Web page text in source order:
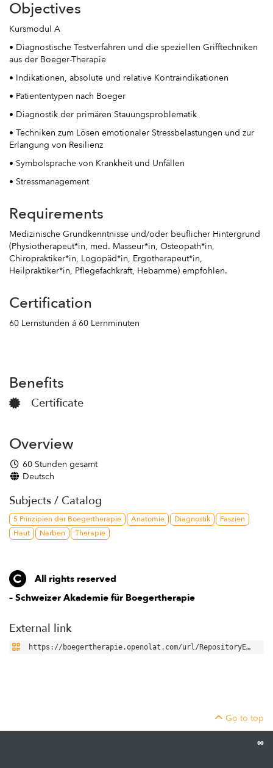
Objectives
Kursmodul A
• Diagnostische Testverfahren und die speziellen Grifftechniken
aus der Boeger-Therapie
• Indikationen, absolute und relative Kontraindikationen
• Patiententypen nach Boeger
• Diagnostik der primären Stauungsproblematik
• Techniken zum Lösen emotionaler Stressbelastungen und zur
Erlangung von Resilienz
• Symbolsprache von Krankheit und Unfällen
• Stressmanagement
Requirements
Medizinische Grundkenntnisse und/oder beuflicher Hintergrund
(Physiotherapeut*in, med. Masseur*in, Osteopath*in,
Chiropraktiker*in, Logopäd*in, Ergotherapeut*in,
Heilpraktiker*in, Pflegefachkraft, Hebamme) empfohlen.
Certification
60 Lernstunden á 60 Lernminuten
Benefits
Certificate
Overview
60 Stunden gesamt
Deutsch
Subjects / Catalog
5 Prinzipien der Boegertherapie Anatomie Diagnostik
Faszien
Haut
Narben Therapie
All rights reserved
– Schweizer Akademie für Boegertherapie
External link
Link to resource
Go to top